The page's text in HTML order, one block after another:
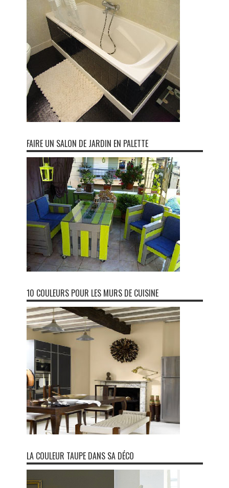
FAIRE UN SALON DE JARDIN EN PALETTE
10 COULEURS POUR LES MURS DE CUISINE
LA COULEUR TAUPE DANS SA DÉCO